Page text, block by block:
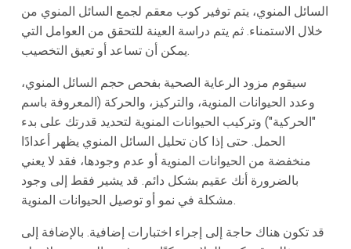
السائل المنوي، يتم توفير كوب معقم لجمع السائل المنوي من
خلال الاستمناء. ثم يتم دراسة العينة للتحقق من العوامل التي
يمكن أن تساعد أو تعيق التخصيب.
سيقوم مزود الرعاية الصحية بفحص حجم السائل المنوي،
وعدد الحيوانات المنوية، والتركيز، والحركة (المعروفة باسم
"الحركية") وتركيب الحيوانات المنوية لتحديد قدرتك على بدء
الحمل. حتى إذا كان تحليل السائل المنوي يظهر أعدادًا
منخفضة من الحيوانات المنوية أو عدم وجودها، فقد لا يعني
بالضرورة أنك عقيم بشكل دائم. قد يشير فقط إلى وجود
مشكلة في نمو أو توصيل الحيوانات المنوية.
قد تكون هناك حاجة إلى إجراء اختبارات إضافية. بالإضافة إلى